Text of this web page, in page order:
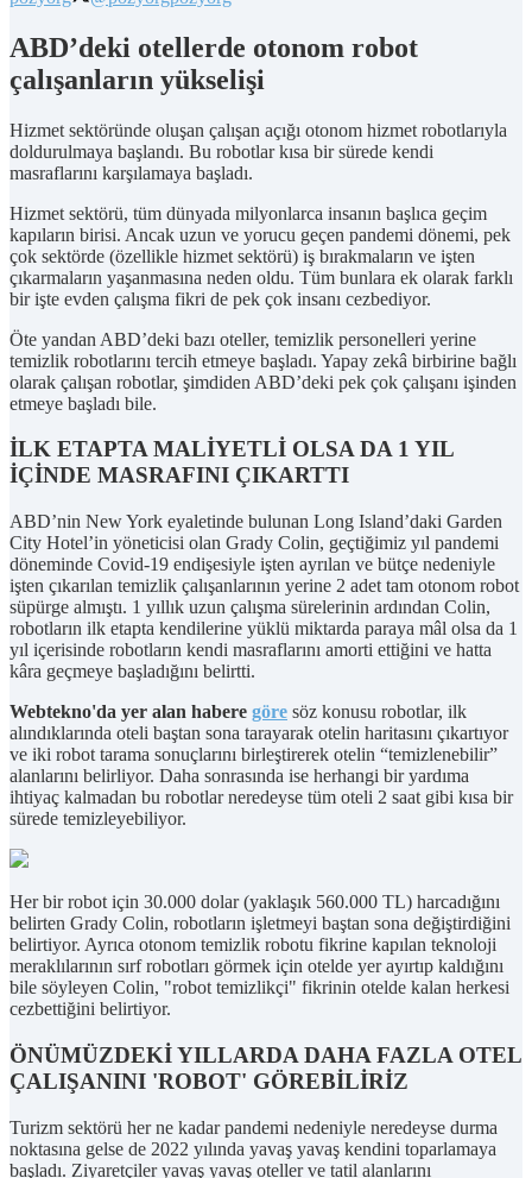
ABD’deki otellerde otonom robot
çalışanların yükselişi
Hizmet sektöründe oluşan çalışan açığı otonom hizmet robotlarıyla
doldurulmaya başlandı. Bu robotlar kısa bir sürede kendi
masraflarını karşılamaya başladı.
Hizmet sektörü, tüm dünyada milyonlarca insanın başlıca geçim
kapıların birisi. Ancak uzun ve yorucu geçen pandemi dönemi, pek
çok sektörde (özellikle hizmet sektörü) iş bırakmaların ve işten
çıkarmaların yaşanmasına neden oldu. Tüm bunlara ek olarak farklı
bir işte evden çalışma fikri de pek çok insanı cezbediyor.
Öte yandan ABD’deki bazı oteller, temizlik personelleri yerine
temizlik robotlarını tercih etmeye başladı. Yapay zekâ birbirine bağlı
olarak çalışan robotlar, şimdiden ABD’deki pek çok çalışanı işinden
etmeye başladı bile.
İLK ETAPTA MALİYETLİ OLSA DA 1 YIL
İÇİNDE MASRAFINI ÇIKARTTI
ABD’nin New York eyaletinde bulunan Long Island’daki Garden
City Hotel’in yöneticisi olan Grady Colin, geçtiğimiz yıl pandemi
döneminde Covid-19 endişesiyle işten ayrılan ve bütçe nedeniyle
işten çıkarılan temizlik çalışanlarının yerine 2 adet tam otonom robot
süpürge almıştı. 1 yıllık uzun çalışma sürelerinin ardından Colin,
robotların ilk etapta kendilerine yüklü miktarda paraya mâl olsa da 1
yıl içerisinde robotların kendi masraflarını amorti ettiğini ve hatta
kâra geçmeye başladığını belirtti.
Webtekno'da yer alan habere göre söz konusu robotlar, ilk
alındıklarında oteli baştan sona tarayarak otelin haritasını çıkartıyor
ve iki robot tarama sonuçlarını birleştirerek otelin “temizlenebilir”
alanlarını belirliyor. Daha sonrasında ise herhangi bir yardıma
ihtiyaç kalmadan bu robotlar neredeyse tüm oteli 2 saat gibi kısa bir
sürede temizleyebiliyor.
Her bir robot için 30.000 dolar (yaklaşık 560.000 TL) harcadığını
belirten Grady Colin, robotların işletmeyi baştan sona değiştirdiğini
belirtiyor. Ayrıca otonom temizlik robotu fikrine kapılan teknoloji
meraklılarının sırf robotları görmek için otelde yer ayırtıp kaldığını
bile söyleyen Colin, "robot temizlikçi" fikrinin otelde kalan herkesi
cezbettiğini belirtiyor.
ÖNÜMÜZDEKİ YILLARDA DAHA FAZLA OTEL
ÇALIŞANINI 'ROBOT' GÖREBİLİRİZ
Turizm sektörü her ne kadar pandemi nedeniyle neredeyse durma
noktasına gelse de 2022 yılında yavaş yavaş kendini toparlamaya
başladı. Ziyaretçiler yavaş yavaş oteller ve tatil alanlarını